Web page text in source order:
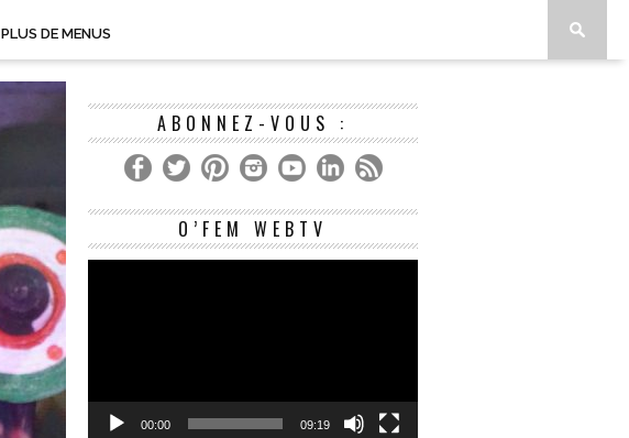
PLUS DE MENUS
ABONNEZ-VOUS :
O’FEM WEBTV
Lecteur
00:00 09:19